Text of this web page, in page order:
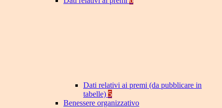
Dati relativi ai premi (da pubblicare in
tabelle) 5
Benessere organizzativo